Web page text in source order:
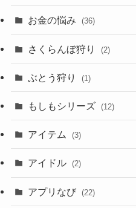
お金の悩み (36)
さくらんぼ狩り (2)
ぶとう狩り (1)
もしもシリーズ (12)
アイテム (3)
アイドル (2)
アプリなび (22)